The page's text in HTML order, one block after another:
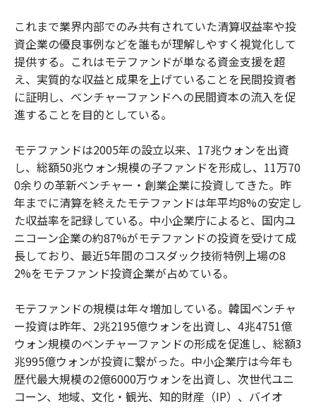
これまで業界内部でのみ共有されていた清算収益率や投
資企業の優良事例などを誰もが理解しやすく視覚化して
提供する。これはモテファンドが単なる資金支援を超
え、実質的な収益と成果を上げていることを民間投資者
に証明し、ベンチャーファンドへの民間資本の流入を促
進することを目的としている。
モテファンドは2005年の設立以来、17兆ウォンを出資
し、総額50兆ウォン規模の子ファンドを形成し、11万70
0余りの革新ベンチャー・創業企業に投資してきた。昨
年までに清算を終えたモテファンドは年平均8%の安定し
た収益率を記録している。中小企業庁によると、国内ユ
ニコーン企業の約87%がモテファンドの投資を受けて成
長しており、最近5年間のコスダック技術特例上場の8
2%をモテファンド投資企業が占めている。
モテファンドの規模は年々増加している。韓国ベンチャ
ー投資は昨年、2兆2195億ウォンを出資し、4兆4751億
ウォン規模のベンチャーファンドの形成を促進し、総額3
兆995億ウォンが投資に繋がった。中小企業庁は今年も
歴代最大規模の2億6000万ウォンを出資し、次世代ユニ
コーン、地域、文化・観光、知的財産（IP）、バイオ